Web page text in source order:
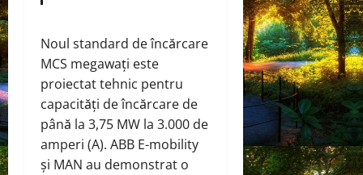
Noul standard de încărcare
MCS megawați este
proiectat tehnic pentru
capacități de încărcare de
până la 3,75 MW la 3.000 de
amperi (A). ABB E-mobility
și MAN au demonstrat o